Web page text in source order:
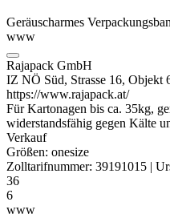
Geräuscharmes
www
Rajapack GmbH
IZ NÖ Süd, Strasse 16, Objekt
https://www.rajapack.at/
Für Kartonagen bis ca. 35kg,
widerstandsfähig gegen Kälte
Verkauf
Größen: onesize
Zolltarifnummer: 39191015 |
36
6
www